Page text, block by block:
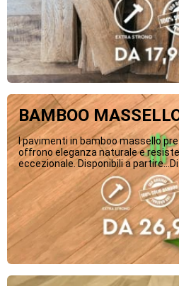
BAMBOO
I pavimenti in bamboo massello
offrono eleganza naturale e
eccezionale. Disponibili a